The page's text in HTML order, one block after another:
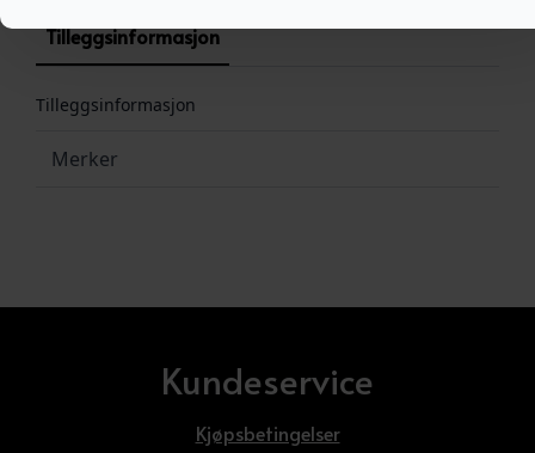
Tilleggsinformasjon
Tilleggsinformasjon
Merker
Kundeservice
Kjøpsbetingelser